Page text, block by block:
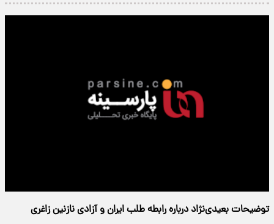
توضیحات بعیدی‌نژاد درباره رابطه طلب ایران و آزادی نازنین زاغری